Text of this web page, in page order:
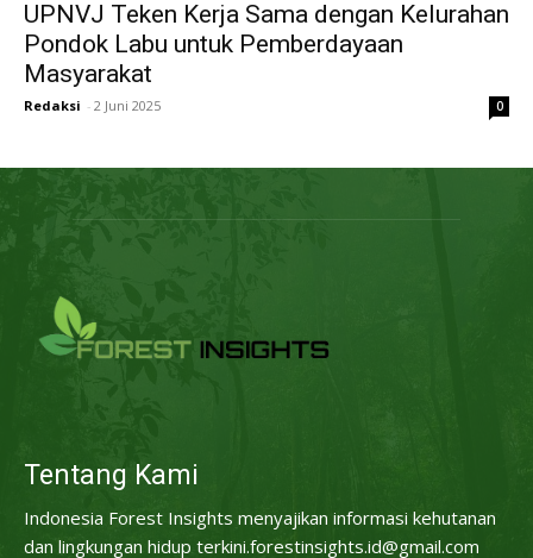
UPNVJ Teken Kerja Sama dengan Kelurahan
Pondok Labu untuk Pemberdayaan
Masyarakat
Redaksi - 2 Juni 2025 0
Tentang Kami
Indonesia Forest Insights menyajikan informasi kehutanan
dan lingkungan hidup terkini.forestinsights.id@gmail.com